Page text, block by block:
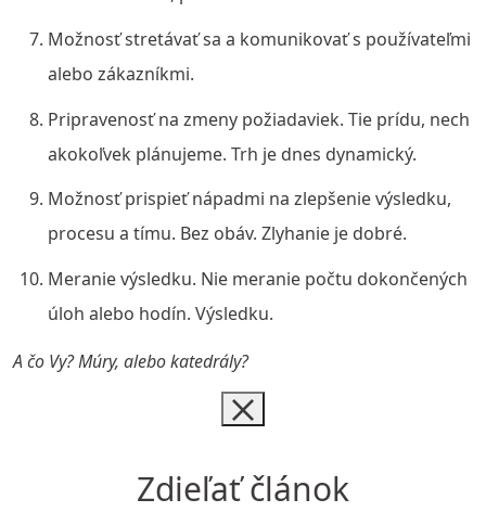
Možnosť stretávať sa a komunikovať s používateľmi
alebo zákazníkmi.
Pripravenosť na zmeny požiadaviek. Tie prídu, nech
akokoľvek plánujeme. Trh je dnes dynamický.
Možnosť prispieť nápadmi na zlepšenie výsledku,
procesu a tímu. Bez obáv. Zlyhanie je dobré.
Meranie výsledku. Nie meranie počtu dokončených
úloh alebo hodín. Výsledku.
A čo Vy? Múry, alebo katedrály?
Zdieľať článok